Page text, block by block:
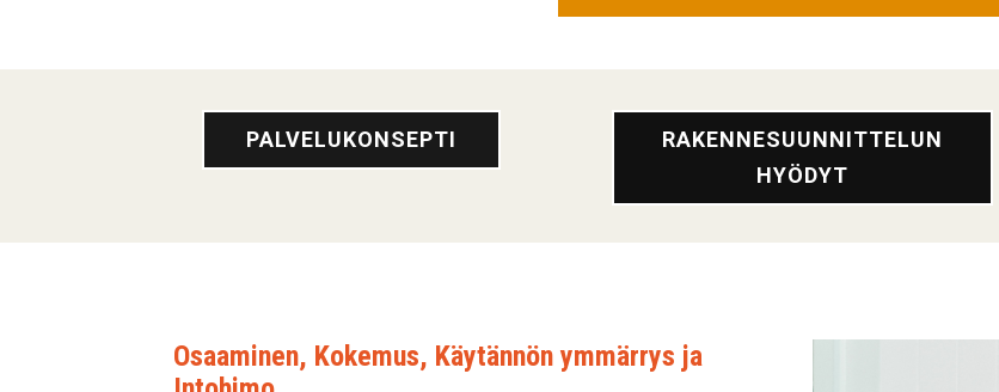
PALVELUKONSEPTI
RAKENNESUUNNITTELUN
HYÖDYT
Osaaminen, Kokemus, Käytännön ymmärrys ja